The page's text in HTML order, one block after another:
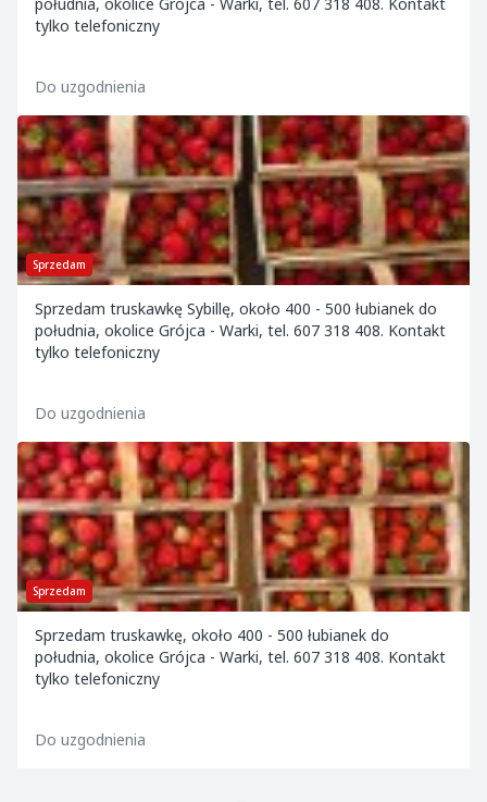
tylko telefoniczny
Do uzgodnienia
Sprzedam
Sprzedam truskawkę Sybillę, około 400 - 500 łubianek do
południa, okolice Grójca - Warki, tel. 607 318 408. Kontakt
tylko telefoniczny
Do uzgodnienia
Sprzedam
Sprzedam truskawkę, około 400 - 500 łubianek do
południa, okolice Grójca - Warki, tel. 607 318 408. Kontakt
tylko telefoniczny
Do uzgodnienia